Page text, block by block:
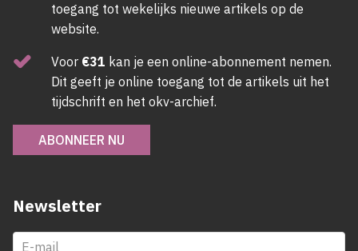
toegang tot wekelijks nieuwe artikels op de
website.
Voor €31 kan je een online-abonnement nemen.
Dit geeft je online toegang tot de artikels uit het
tijdschrift en het okv-archief.
ABONNEER NU
Newsletter